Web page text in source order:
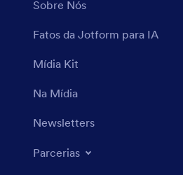
Sobre Nós
Fatos da Jotform para IA
Mídia Kit
Na Mídia
Newsletters
Parcerias